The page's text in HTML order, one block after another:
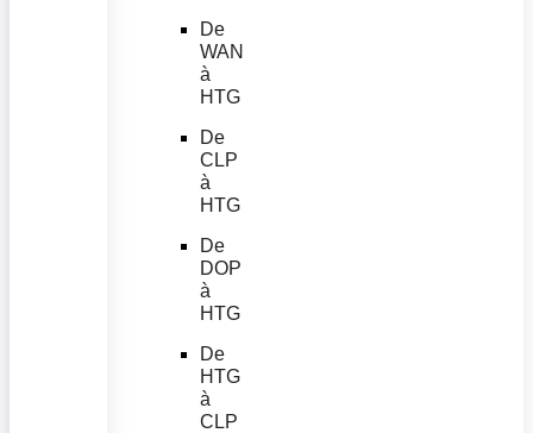
De
WAN
à
HTG
De
CLP
à
HTG
De
DOP
à
HTG
De
HTG
à
CLP